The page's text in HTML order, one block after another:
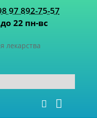
97 892-75-57
22 пн-вс
лекарства